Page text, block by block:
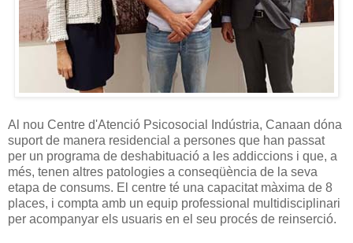
Al nou Centre d'Atenció Psicosocial Indústria, Canaan dóna
suport de manera residencial a persones que han passat
per un programa de deshabituació a les addiccions i que, a
més, tenen altres patologies a conseqüència de la seva
etapa de consums. El centre té una capacitat màxima de 8
places, i compta amb un equip professional multidisciplinari
per acompanyar els usuaris en el seu procés de reinserció.